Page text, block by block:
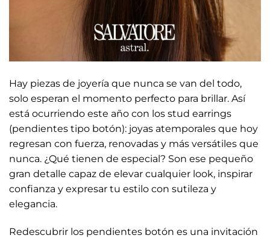
Hay piezas de joyería que nunca se van del todo,
solo esperan el momento perfecto para brillar. Así
está ocurriendo este año con los stud earrings
(pendientes tipo botón): joyas atemporales que hoy
regresan con fuerza, renovadas y más versátiles que
nunca. ¿Qué tienen de especial? Son ese pequeño
gran detalle capaz de elevar cualquier look, inspirar
confianza y expresar tu estilo con sutileza y
elegancia.
Redescubrir los pendientes botón es una invitación